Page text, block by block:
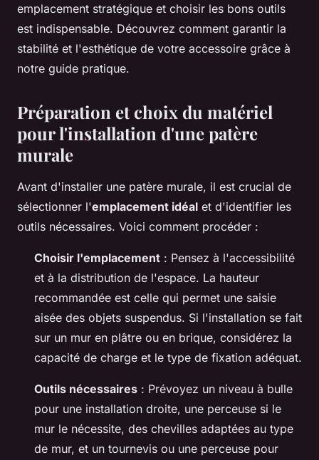
emplacement stratégique et choisir les bons outils
est indispensable. Découvrez comment garantir la
stabilité et l'esthétique de votre accessoire grâce à
notre guide pratique.
Préparation et choix du matériel
pour l'installation d'une patère
murale
Avant d'installer une patère murale, il est crucial de
sélectionner l'emplacement idéal et d'identifier les
outils nécessaires. Voici comment procéder :
Choisir l'emplacement : Pensez à l'accessibilité
et à la distribution de l'espace. La hauteur
recommandée est celle qui permet une saisie
aisée des objets suspendus. Si l'installation se fait
sur un mur en plâtre ou en brique, considérez la
capacité de charge et le type de fixation adéquat.
Outils nécessaires : Prévoyez un niveau à bulle
pour une installation droite, une perceuse si le
mur le nécessite, des chevilles adaptées au type
de mur, et un tournevis ou une perceuse pour